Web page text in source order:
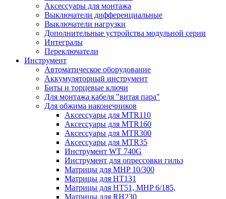
Аксессуары для монтажа
Выключатели дифференциальные
Выключатели нагрузки
Дополнительные устройства модульной серии
Интегралы
Переключатели
Инструмент
Автоматическое оборудование
Аккумуляторный инструмент
Биты и торцевые ключи
Для монтажа кабеля "витая пара"
Для обжима наконечников
Аксессуары для MTR110
Аксессуары для MTR160
Аксессуары для MTR300
Аксессуары для MTR35
Инструмент WT 740G
Инструмент для опрессовки гильз
Матрицы для MHP 10/300
Матрицы для НТ131
Матрицы для НТ51, MHP 6/185,
Матрицы для RH230